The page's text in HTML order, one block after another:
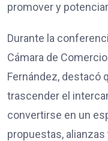
promover y
Durante la
Cámara de
Fernández, destacó
trascender el
convertirse en un
propuestas,